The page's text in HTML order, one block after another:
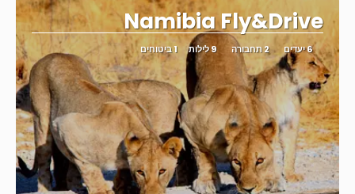
Namibia Fly&Drive
6 יעדים 2 תחבורה 9 לילות 1 ביטוחים